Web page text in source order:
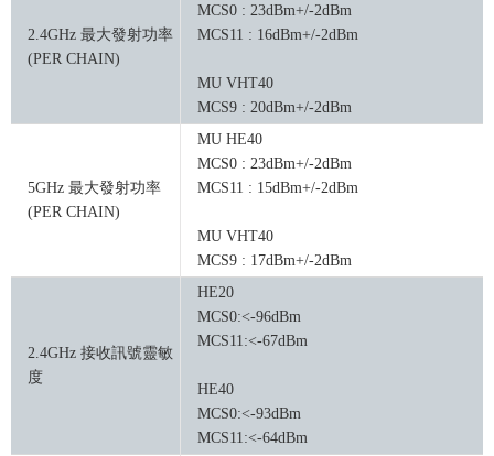
2.4GHz 最大發射功率
(PER CHAIN)
MCS0 : 23dBm+/-2dBm
MCS11 : 16dBm+/-2dBm
MU VHT40
MCS9 : 20dBm+/-2dBm
5GHz 最大發射功率
(PER CHAIN)
MU HE40
MCS0 : 23dBm+/-2dBm
MCS11 : 15dBm+/-2dBm
MU VHT40
MCS9 : 17dBm+/-2dBm
2.4GHz 接收訊號靈敏
度
HE20
MCS0:<-96dBm
MCS11:<-67dBm
HE40
MCS0:<-93dBm
MCS11:<-64dBm